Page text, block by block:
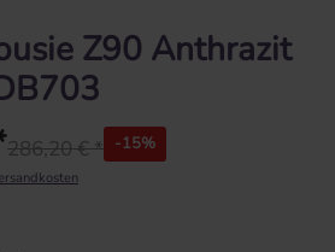
Z90 Anthrazit
286,20 € * -15%